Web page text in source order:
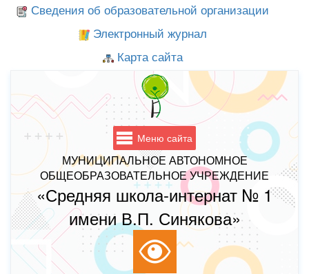
Сведения об образовательной организации
Электронный журнал
Карта сайта
Меню сайта
МУНИЦИПАЛЬНОЕ АВТОНОМНОЕ
ОБЩЕОБРАЗОВАТЕЛЬНОЕ УЧРЕЖДЕНИЕ
«Средняя школа-интернат № 1
имени В.П. Синякова»